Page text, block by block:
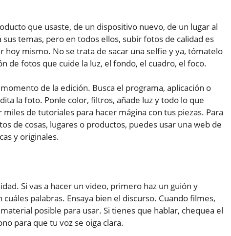
que usaste, de un dispositivo nuevo, de un lugar al
temas, pero en todos ellos, subir fotos de calidad es
hoy mismo. No se trata de sacar una selfie y ya, tómatelo
de fotos que cuide la luz, el fondo, el cuadro, el foco.
de la edición. Busca el programa, aplicación o
la foto. Ponle color, filtros, añade luz y todo lo que
de tutoriales para hacer mágina con tus piezas. Para
de cosas, lugares o productos, puedes usar una web de
y originales.
Si vas a hacer un video, primero haz un guión y
palabras. Ensaya bien el discurso. Cuando filmes,
posible para usar. Si tienes que hablar, chequea el
para que tu voz se oiga clara.